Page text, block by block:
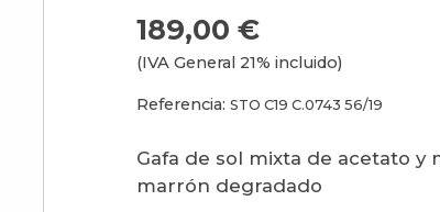
189,00 €
(IVA General 21% incluido)
Referencia:STO C19 C.0743 56/19
Gafa de sol mixta de acetato y
marrón degradado